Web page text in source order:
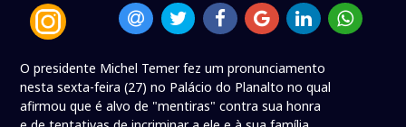
O presidente Michel Temer fez um pronunciamento
nesta sexta-feira (27) no Palácio do Planalto no qual
afirmou que é alvo de "mentiras" contra sua honra